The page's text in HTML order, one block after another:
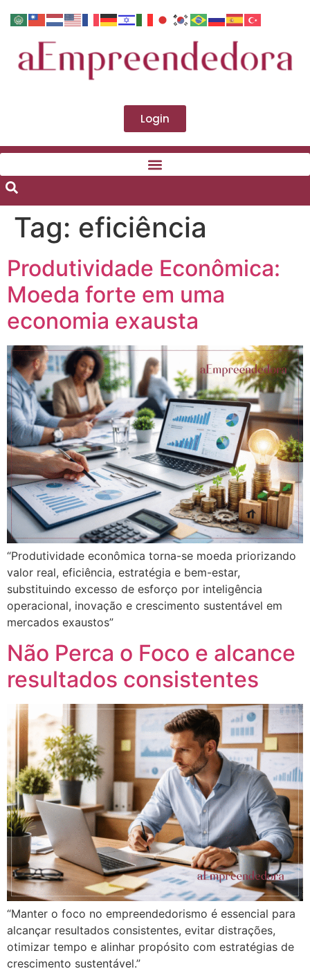
Login
Tag: eficiência
Produtividade Econômica:
Moeda forte em uma
economia exausta
“Produtividade econômica torna-se moeda priorizando
valor real, eficiência, estratégia e bem-estar,
substituindo excesso de esforço por inteligência
operacional, inovação e crescimento sustentável em
mercados exaustos”
Não Perca o Foco e alcance
resultados consistentes
“Manter o foco no empreendedorismo é essencial para
alcançar resultados consistentes, evitar distrações,
otimizar tempo e alinhar propósito com estratégias de
crescimento sustentável.”